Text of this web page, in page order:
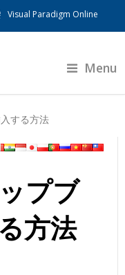
Visual Paradigm Online
Menu
する方法
プブ
方法